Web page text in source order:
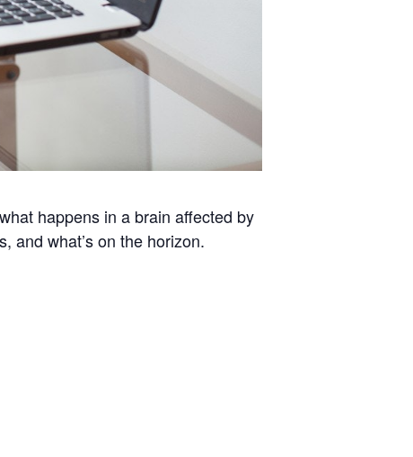
happens in a brain affected by
and what’s on the horizon.